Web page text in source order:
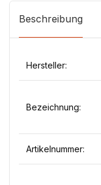
Beschreibung
Hersteller:
Bezeichnung:
Artikelnummer: